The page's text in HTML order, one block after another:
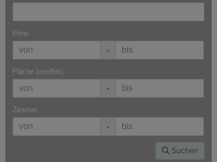
Preis
-
Fläche (von/bis)
-
Zimmer
-
Suchen